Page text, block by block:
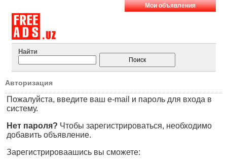
Мои объявления
Найти
Авторизация
Пожалуйста, введите ваш e-mail и пароль для входа в
систему.
Нет пароля? Чтобы зарегистрироваться, необходимо
добавить объявление.
Зарегистрироваашись вы сможете: